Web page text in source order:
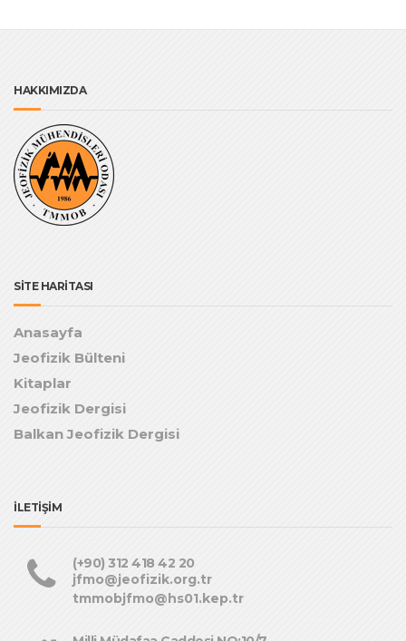
HAKKIMIZDA
SİTE HARİTASI
Anasayfa
Jeofizik Bülteni
Kitaplar
Jeofizik Dergisi
Balkan Jeofizik Dergisi
İLETİŞİM
(+90) 312 418 42 20
jfmo@jeofizik.org.tr
tmmobjfmo@hs01.kep.tr